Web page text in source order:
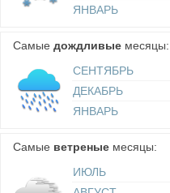
ЯНВАРЬ
Самые дождливые месяцы:
СЕНТЯБРЬ
ДЕКАБРЬ
ЯНВАРЬ
Самые ветреные месяцы:
ИЮЛЬ